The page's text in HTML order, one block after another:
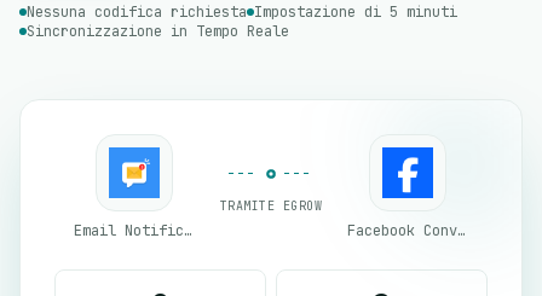
Nessuna codifica richiesta Impostazione di 5 minuti
Sincronizzazione in Tempo Reale
Email Notifications by eGrow
TRAMITE EGROW
Facebook Conversion API (CAPI)